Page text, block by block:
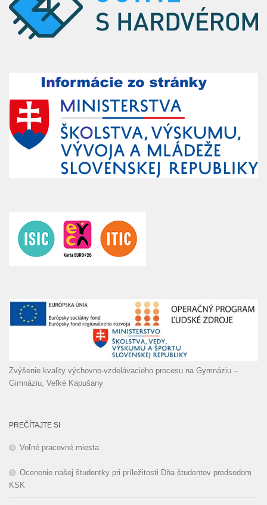
Zvýšenie kvality výchovno-vzdelávacieho procesu na Gymnáziu –
Gimnáziu, Veľké Kapušany
PREČÍTAJTE SI
Voľné pracovné miesta
Ocenenie našej študentky pri príležitosti Dňa študentov predsedom
KSK